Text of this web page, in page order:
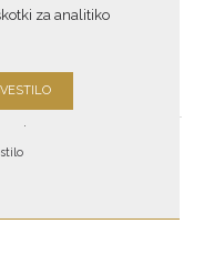
za analitiko
.